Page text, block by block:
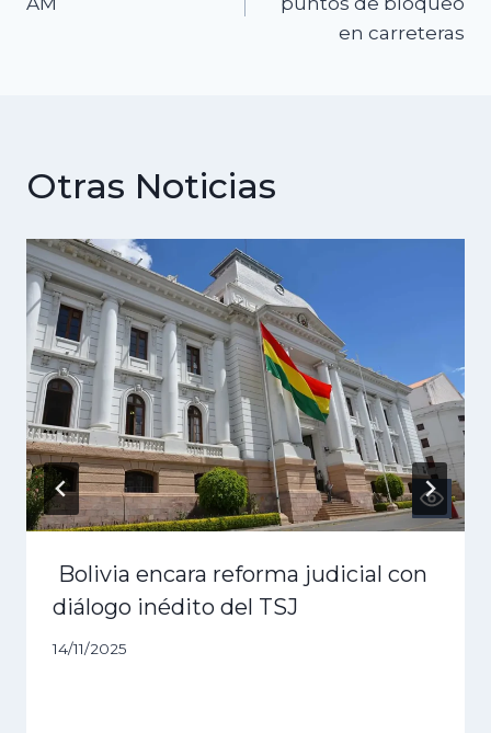
en carreteras
Otras Noticias
Bolivia encara reforma judicial con
diálogo inédito del TSJ
14/11/2025